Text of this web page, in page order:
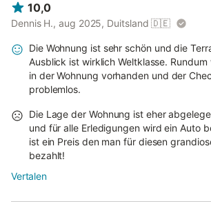
10,0
Dennis H., aug 2025, Duitsland 🇩🇪
Die Wohnung ist sehr schön und die
Ausblick ist wirklich Weltklasse.
in der Wohnung vorhanden und der
problemlos.
Die Lage der Wohnung ist eher
und für alle Erledigungen wird ein Auto
ist ein Preis den man für diesen
bezahlt!
Vertalen